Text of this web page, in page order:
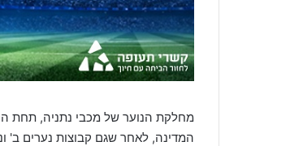
מחלקת הנוער של מכבי נתניה, תחת
המדינה, לאחר שגם קבוצות נערים ב'